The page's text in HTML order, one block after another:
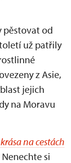
pěstovat od
už patřily
z Asie,
jejich
na Moravu
na cestách
Nenechte si